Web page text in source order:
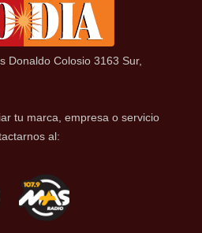
Donaldo Colosio 3163 Sur,
tu marca, empresa o servicio
al: